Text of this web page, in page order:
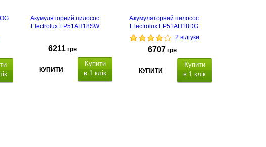
Акумуляторний пилосос
Electrolux EP51AH18SW
6211 грн
КУПИТИ
Купити
в 1 клік
Акумуляторний пилосос
Electrolux EP51AH18DG
2 відгуки
6707 грн
КУПИТИ
Купити
в 1 клік